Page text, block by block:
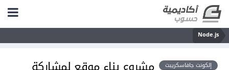
Node.js
إلكونت جافاسكريبت